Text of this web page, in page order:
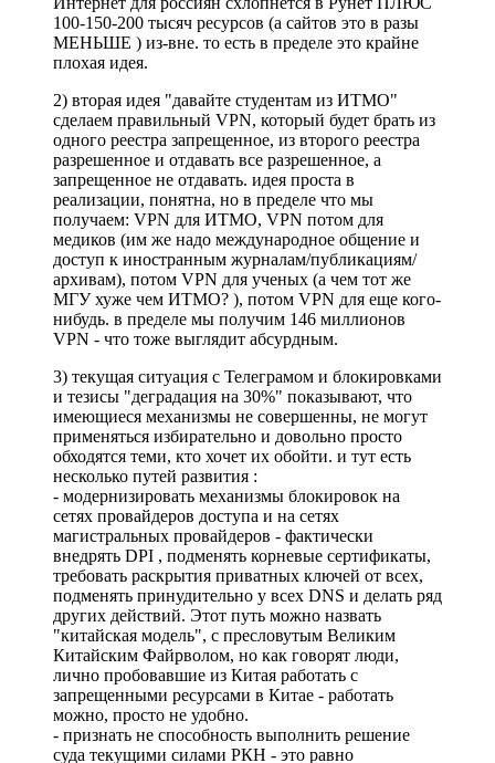
100-150-200 тысяч ресурсов (а сайтов это в разы
МЕНЬШЕ ) из-вне. то есть в пределе это крайне
плохая идея.
2) вторая идея "давайте студентам из ИТМО"
сделаем правильный VPN, который будет брать из
одного реестра запрещенное, из второго реестра
разрешенное и отдавать все разрешенное, а
запрещенное не отдавать. идея проста в
реализации, понятна, но в пределе что мы
получаем: VPN для ИТМО, VPN потом для
медиков (им же надо международное общение и
доступ к иностранным журналам/публикациям/
архивам), потом VPN для ученых (а чем тот же
МГУ хуже чем ИТМО? ), потом VPN для еще кого-
нибудь. в пределе мы получим 146 миллионов
VPN - что тоже выглядит абсурдным.
3) текущая ситуация с Телеграмом и блокировками
и тезисы "деградация на 30%" показывают, что
имеющиеся механизмы не совершенны, не могут
применяться избирательно и довольно просто
обходятся теми, кто хочет их обойти. и тут есть
несколько путей развития :
- модернизировать механизмы блокировок на
сетях провайдеров доступа и на сетях
магистральных провайдеров - фактически
внедрять DPI , подменять корневые сертификаты,
требовать раскрытия приватных ключей от всех,
подменять принудительно у всех DNS и делать ряд
других действий. Этот путь можно назвать
"китайская модель", с пресловутым Великим
Китайским Файрволом, но как говорят люди,
лично пробовавшие из Китая работать с
запрещенными ресурсами в Китае - работать
можно, просто не удобно.
- признать не способность выполнить решение
суда текущими силами РКН - это равно